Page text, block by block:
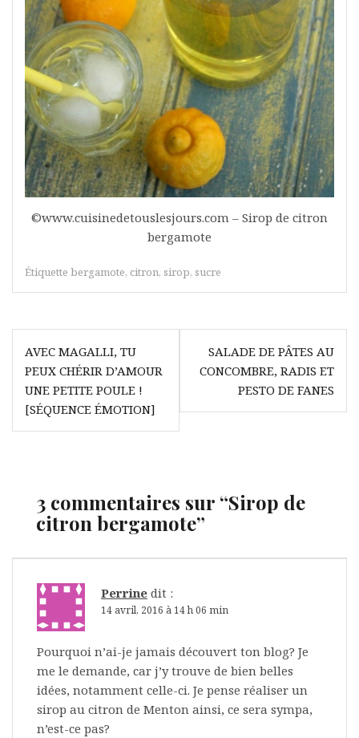
©www.cuisinedetouslesjours.com – Sirop de citron
bergamote
Étiquette bergamote, citron, sirop, sucre
Navigation
de
l’article
AVEC MAGALLI, TU
PEUX CHÉRIR D’AMOUR
UNE PETITE POULE !
[SÉQUENCE ÉMOTION]
SALADE DE PÂTES AU
CONCOMBRE, RADIS ET
PESTO DE FANES
3 commentaires sur “Sirop de
citron bergamote”
Perrine dit :
14 avril, 2016 à 14 h 06 min
Pourquoi n’ai-je jamais découvert ton blog? Je
me le demande, car j’y trouve de bien belles
idées, notamment celle-ci. Je pense réaliser un
sirop au citron de Menton ainsi, ce sera sympa,
n’est-ce pas?